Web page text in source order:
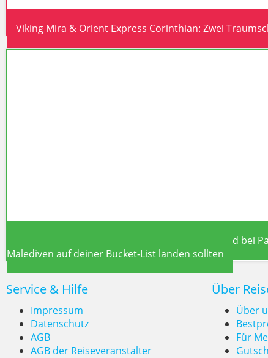
Viking Mira & Orient Express Corinthian: Zwei
Kreuzfahrt-Boom 2026:
Kreuzfahrt-Boom 2026: CLIA-Report zeigt Rekord bei
Malediven auf deiner Bucket-List landen sollten
Service & Hilfe
Impressum
Datenschutz
AGB
AGB der Reiseveranstalter
Über
Über
Für